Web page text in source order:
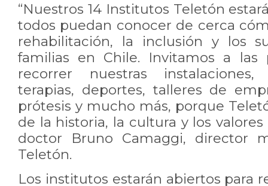
“Nuestros 14 Institutos Teletón
todos puedan conocer de cerca
rehabilitación, la inclusión y los
familias en Chile. Invitamos a las
recorrer nuestras
terapias, deportes, talleres de
prótesis y mucho más, porque
de la historia, la cultura y los
doctor Bruno Camaggi, director
Teletón.
Los institutos estarán abiertos para